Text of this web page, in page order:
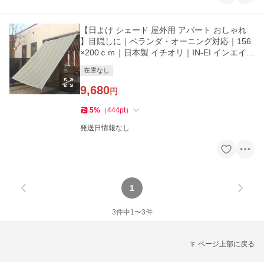
【日よけ シェード 屋外用 アパート おしゃれ
】目隠しに｜ベランダ・オーニング対応｜156
×200ｃｍ｜日本製 イチオリ｜IN-EI インエイ
在庫なし
9,680円
5% （444pt）
発送日情報なし
1
3件中1〜3件
ページ上部に戻る